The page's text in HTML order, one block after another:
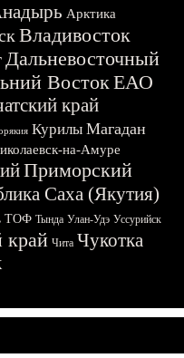
Арктика
Владивосток
Дальневосточный
ВостокЕАО
край
Курилы Магадан
на-Амуре
Приморский
Саха (Якутия)
ТОФ Тында Улан-Удэ Уссурийск
край Чита Чукотка